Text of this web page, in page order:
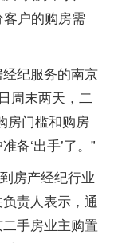
客户的购房需
纪服务的南京
周末两天，二
房门槛和购房
备‘出手’了。”
房产经纪行业
责人表示，通
手房业主购置